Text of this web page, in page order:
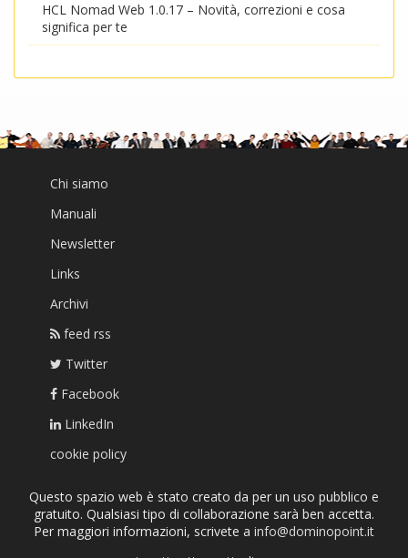
HCL Nomad Web 1.0.17 – Novità, correzioni e cosa
significa per te
Chi siamo
Manuali
Newsletter
Links
Archivi
feed rss
Twitter
Facebook
LinkedIn
cookie policy
Questo spazio web è stato creato da per un uso pubblico e
gratuito. Qualsiasi tipo di collaborazione sarà ben accetta.
Per maggiori informazioni, scrivete a info@dominopoint.it